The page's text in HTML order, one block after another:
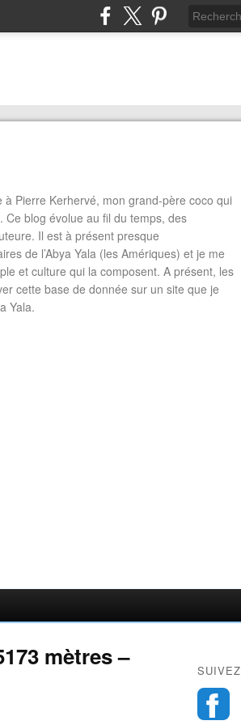
Pierre Kerhervé, mon grand-père coco qui
blog évolue au fil du temps, des
Il est à présent presque
de l’Abya Yala (les Amériques) et je me
et culture qui la composent. A présent, les
cette base de donnée sur un site que je
Yala.
mètres –